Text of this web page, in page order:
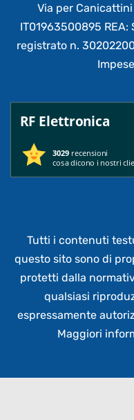
Via per Canicattini
IT01963500895 REA:
registrato n.
RF Elettronica
3029 recensioni
cosa dicono i nostri
Tutti i contenuti
questo sito sono di
protetti dalla
qualsiasi
espressamente
Maggiori